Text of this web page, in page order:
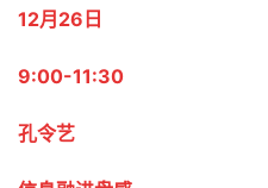
12月26日
9:00-11:30
孔令艺